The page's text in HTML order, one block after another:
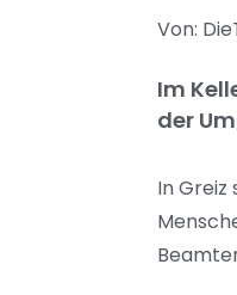
Von:
Im
der
In Greiz